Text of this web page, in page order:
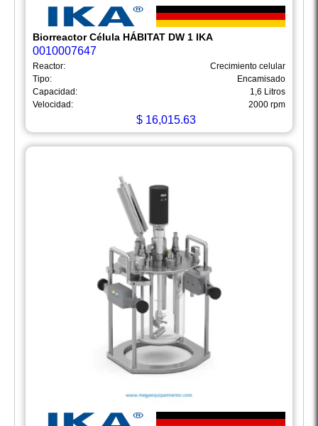
Biorreactor Célula HÁBITAT DW 1 IKA
0010007647
Reactor:
Crecimiento celular
Tipo:
Encamisado
Capacidad:
1,6 Litros
Velocidad:
2000 rpm
$ 16,015.63